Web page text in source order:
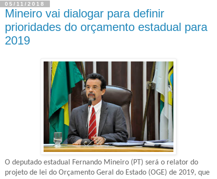
05/11/2018
Mineiro vai dialogar para definir
prioridades do orçamento estadual para
2019
O deputado estadual Fernando Mineiro (PT) será o relator do
projeto de lei do Orçamento Geral do Estado (OGE) de 2019, que